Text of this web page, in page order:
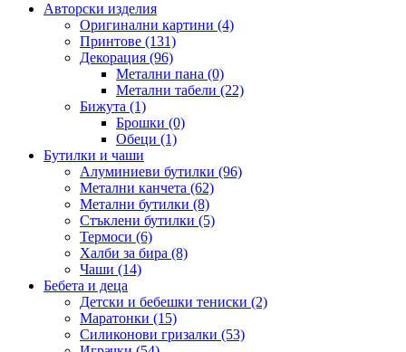
Авторски изделия
Оригинални картини (4)
Принтове (131)
Декорация (96)
Метални пана (0)
Метални табели (22)
Бижута (1)
Брошки (0)
Обеци (1)
Бутилки и чаши
Алуминиеви бутилки (96)
Метални канчета (62)
Метални бутилки (8)
Стъклени бутилки (5)
Термоси (6)
Халби за бира (8)
Чаши (14)
Бебета и деца
Детски и бебешки тениски (2)
Маратонки (15)
Силиконови гризалки (53)